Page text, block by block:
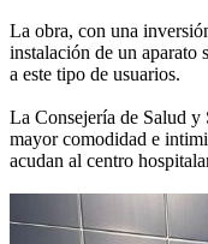
La obra, con una
instalación de un aparato
a este tipo de usuarios.
La Consejería de Salud y
mayor comodidad e
acudan al centro